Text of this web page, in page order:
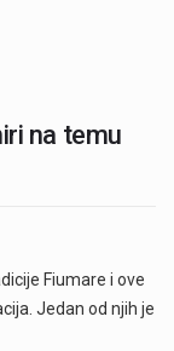
na temu
Fiumare i ove
Jedan od njih je